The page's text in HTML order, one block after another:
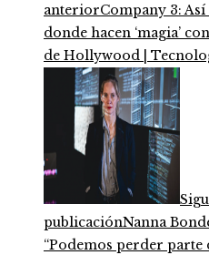
anteriorCompany 3: Así
donde hacen ‘magia’
de Hollywood |
publicaciónNanna
“Podemos perder parte